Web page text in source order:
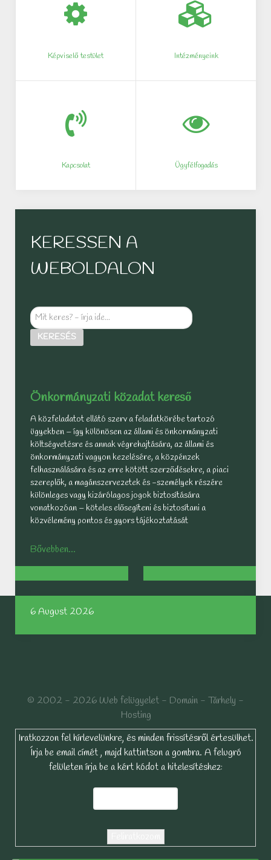
Képviselő testület Intézményeink
Kapcsolat Ügyfélfogadás
KERESSEN A
WEBOLDALON
Mit
keres?
- KERESÉS
Önkormányzati közadat kereső
A közfeladatot ellátó szerv a feladatkörébe tartozó
ügyekben – így különösen az állami és önkormányzati
költségvetésre és annak végrehajtására, az állami és
önkormányzati vagyon kezelésére, a közpénzek
felhasználására és az erre kötött szerződésekre, a piaci
szereplők, a magánszervezetek és -személyek részére
különleges vagy kizárólagos jogok biztosítására
vonatkozóan – köteles elősegíteni és biztosítani a
közvélemény pontos és gyors tájékoztatását
Bővebben...
6 August 2026
© 2002 - 2026 Web felügyelet - Domain - Tárhely -
Hosting
Iratkozzon fel hírlevelünkre, és minden frissítésről értesülhet.
Írja be email címét , majd kattintson a gombra. A felugró
felületen írja be a kért kódot a hitelesítéshez: